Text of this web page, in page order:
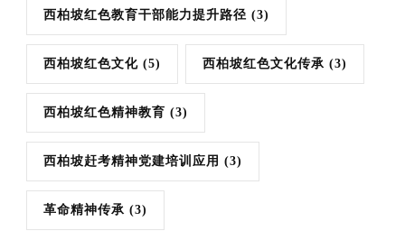
西柏坡红色教育干部能力提升路径 (3)
西柏坡红色文化 (5) 西柏坡红色文化传承 (3)
西柏坡红色精神教育 (3)
西柏坡赶考精神党建培训应用 (3)
革命精神传承 (3)